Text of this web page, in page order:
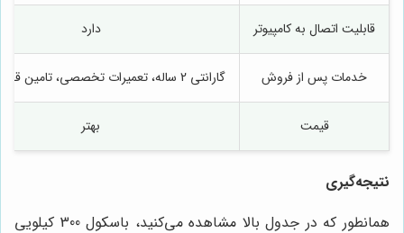
قابلیت اتصال به کامپیوتر دارد
خدمات پس از فروش گارانتی 2 ساله، تعمیرات تخصصی، تامین قطعات یدکی
قیمت بهتر
نتیجه‌گیری
همانطور که در جدول بالا مشاهده می‌کنید، باسکول 300 کیلویی